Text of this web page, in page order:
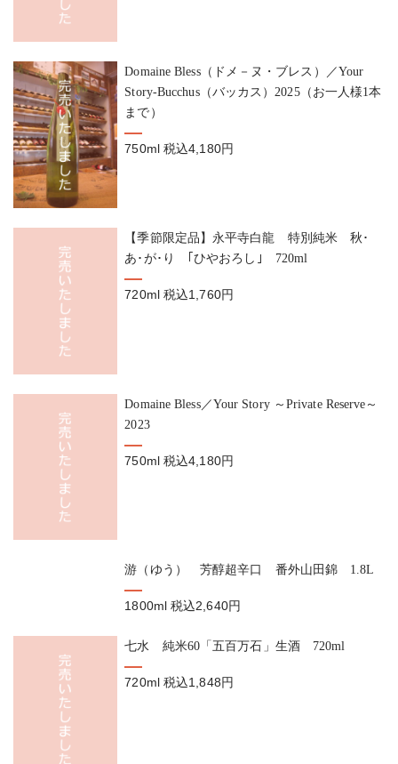
Domaine Bless（ドメ－ヌ・ブレス）／Your
Story-Bucchus（バッカス）2025（お一人様1本
まで）
750ml 税込4,180円
【季節限定品】永平寺白龍 特別純米 秋･
あ･が･り ｢ひやおろし｣ 720ml
720ml 税込1,760円
Domaine Bless／Your Story ～Private Reserve～
2023
750ml 税込4,180円
游（ゆう） 芳醇超辛口 番外山田錦 1.8L
1800ml税込2,640円
七水 純米60「五百万石」生酒 720ml
720ml 税込1,848円